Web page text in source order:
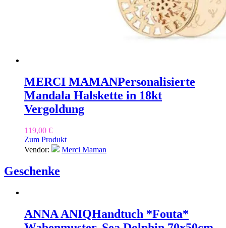
MERCI MAMANPersonalisierte
Mandala Halskette in 18kt
Vergoldung
119,00 €
Zum Produkt
Vendor:
Merci Maman
Geschenke
ANNA ANIQHandtuch *Fouta*